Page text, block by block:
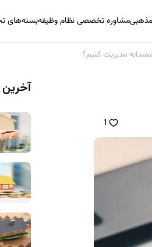
مشاوره تخصصی نظام وظیفهبسته‌های
مدیریت کنیم؟
1